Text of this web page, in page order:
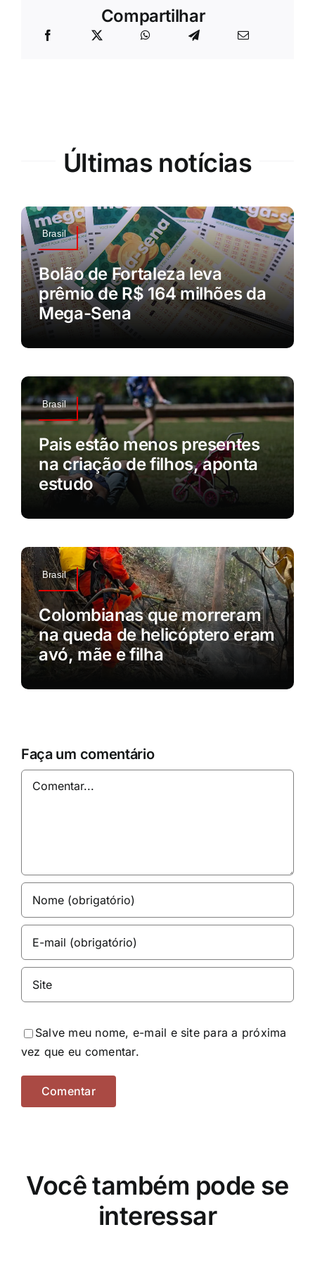
Compartilhar
Últimas notícias
Brasil
Bolão de Fortaleza leva
prêmio de R$ 164 milhões da
Mega-Sena
Brasil
Pais estão menos presentes
na criação de filhos, aponta
estudo
Brasil
Colombianas que morreram
na queda de helicóptero eram
avó, mãe e filha
Faça um comentário
Comentar
Salve meu nome, e-mail e site para a próxima
vez que eu comentar.
Você também pode se
interessar